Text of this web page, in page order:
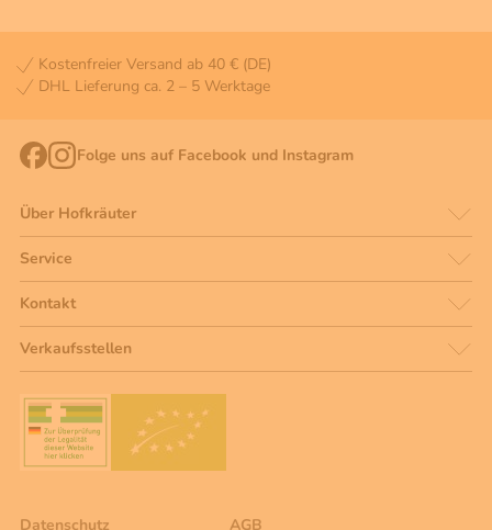
Kostenfreier Versand ab 40 € (DE)
DHL Lieferung ca. 2 – 5 Werktage
Folge uns auf Facebook und Instagram
Über Hofkräuter
Service
Kontakt
Verkaufsstellen
Datenschutz AGB